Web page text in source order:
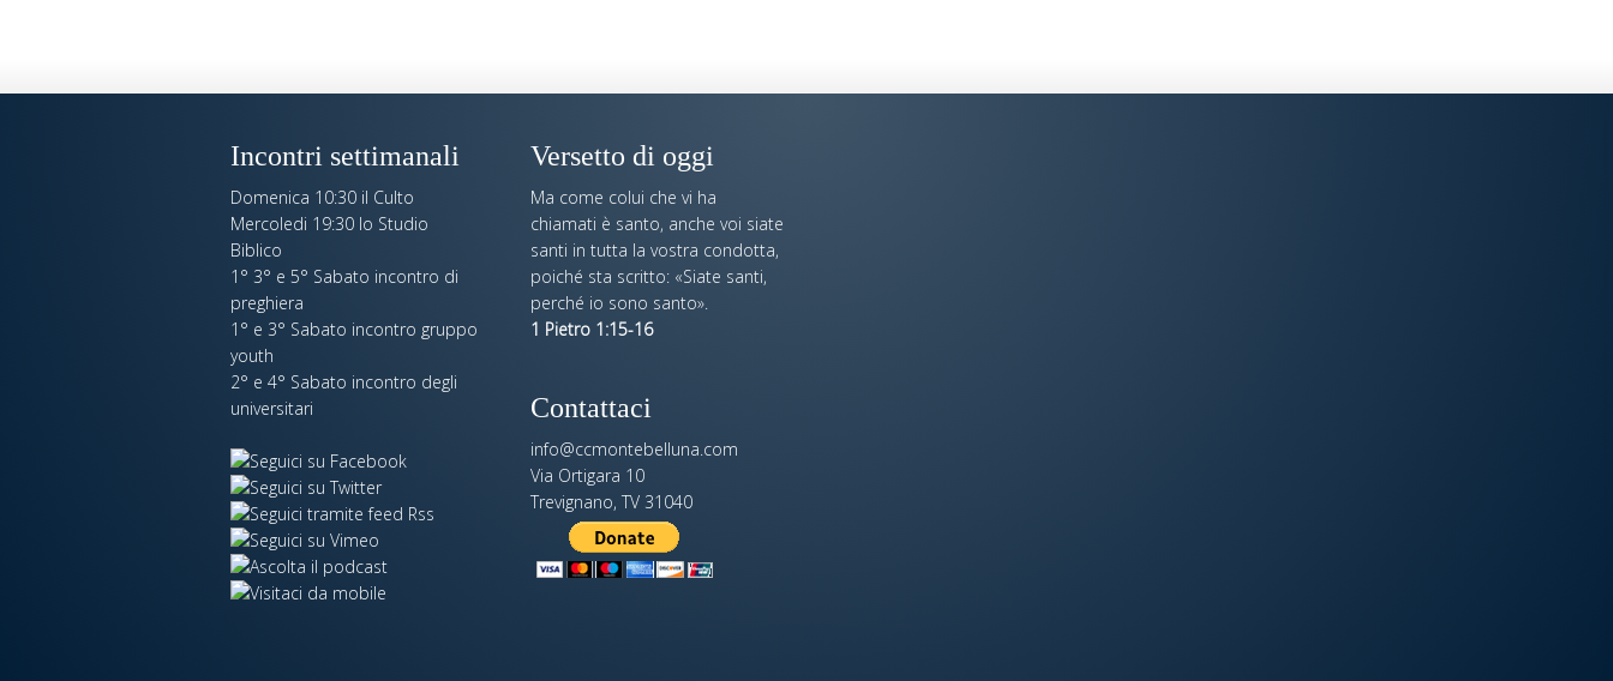
Incontri settimanali
Domenica 10:30 il Culto
Mercoledi 19:30 lo Studio
Biblico
1° 3° e 5° Sabato incontro di
preghiera
1° e 3° Sabato incontro gruppo
youth
2° e 4° Sabato incontro degli
universitari
Versetto di oggi
Ma come colui che vi ha
chiamati è santo, anche voi siate
santi in tutta la vostra condotta,
poiché sta scritto: «Siate santi,
perché io sono santo».
1 Pietro 1:15-16
Contattaci
info@ccmontebelluna.com
Via Ortigara 10
Trevignano, TV 31040